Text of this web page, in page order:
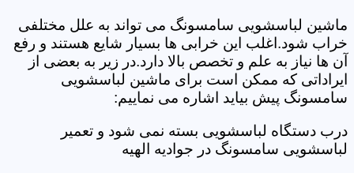
ماشین لباسشویی سامسونگ می تواند به علل مختلفی
خراب شود.اغلب این خرابی ها بسیار شایع هستند و رفع
آن ها نیاز به علم و تخصص بالا دارد.در زیر به بعضی از
ایراداتی که ممکن است برای ماشین لباسشویی
سامسونگ پیش بیاید اشاره می نماییم:
درب دستگاه لباسشویی بسته نمی شود و تعمیر
لباسشویی سامسونگ در جوادیه الهیه